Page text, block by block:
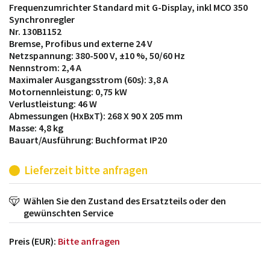
Frequenzumrichter Standard mit G-Display, inkl MCO 350
Synchronregler
Nr. 130B1152
Bremse, Profibus und externe 24 V
Netzspannung: 380-500 V, ±10 %, 50/60 Hz
Nennstrom: 2,4 A
Maximaler Ausgangsstrom (60s): 3,8 A
Motornennleistung: 0,75 kW
Verlustleistung: 46 W
Abmessungen (HxBxT): 268 X 90 X 205 mm
Masse: 4,8 kg
Bauart/Ausführung: Buchformat IP20
Lieferzeit bitte anfragen
Wählen Sie den Zustand des Ersatzteils oder den
gewünschten Service
Preis (EUR): Bitte anfragen